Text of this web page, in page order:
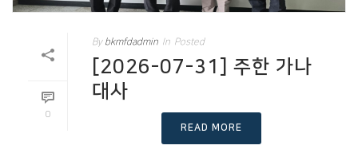
0
By bkmfdadmin In Posted
[2026-07-31] 주한 가나
대사
READ MORE